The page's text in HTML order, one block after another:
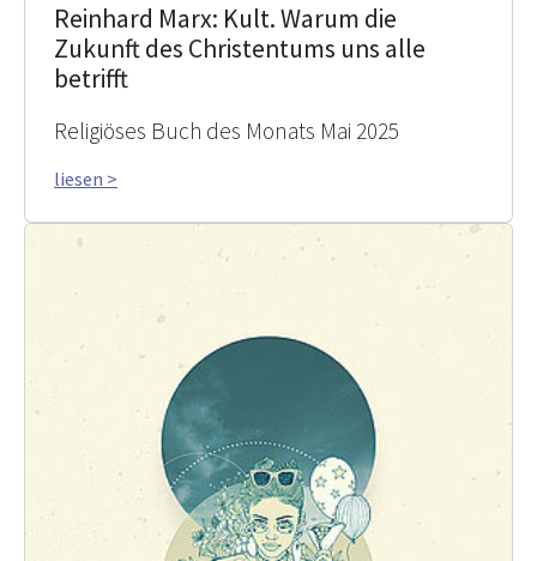
Reinhard Marx: Kult. Warum die
Zukunft des Christentums uns alle
betrifft
Religiöses Buch des Monats Mai 2025
liesen >